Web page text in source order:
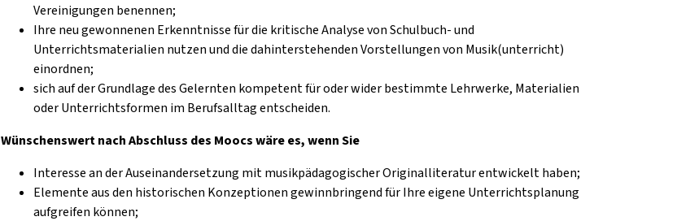
Vereinigungen benennen;
Ihre neu gewonnenen Erkenntnisse für die kritische Analyse von Schulbuch- und
Unterrichtsmaterialien nutzen und die dahinterstehenden Vorstellungen von Musik(unterricht)
einordnen;
sich auf der Grundlage des Gelernten kompetent für oder wider bestimmte Lehrwerke, Materialien
oder Unterrichtsformen im Berufsalltag entscheiden.
Wünschenswert nach Abschluss des Moocs wäre es, wenn Sie
Interesse an der Auseinandersetzung mit musikpädagogischer Originalliteratur entwickelt haben;
Elemente aus den historischen Konzeptionen gewinnbringend für Ihre eigene Unterrichtsplanung
aufgreifen können;